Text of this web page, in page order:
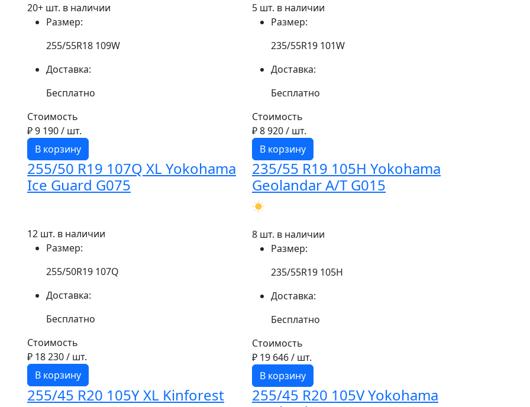
20+ шт. в наличии
Размер:
255/55R18 109W
Доставка:
Бесплатно
Стоимость
₽ 9 190/ шт.
В корзину
5 шт. в наличии
Размер:
235/55R19 101W
Доставка:
Бесплатно
Стоимость
₽ 8 920/ шт.
В корзину
255/50 R19 107Q XL Yokohama
Ice Guard G075
12 шт. в наличии
Размер:
255/50R19 107Q
Доставка:
Бесплатно
Стоимость
₽ 18 230/ шт.
В корзину
235/55 R19 105H Yokohama
Geolandar A/T G015
8 шт. в наличии
Размер:
235/55R19 105H
Доставка:
Бесплатно
Стоимость
₽ 19 646/ шт.
В корзину
255/45 R20 105Y XL Kinforest
255/45 R20 105V Yokohama